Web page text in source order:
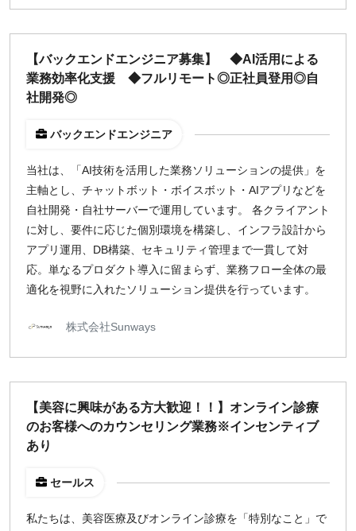
【バックエンドエンジニア募集】 ◆AI活用による
業務効率化支援 ◆フルリモート◎正社員登用◎自
社開発◎
バックエンドエンジニア
当社は、「AI技術を活用した業務ソリューションの提供」を
主軸とし、チャットボット・ボイスボット・AIアプリなどを
自社開発・自社サーバーで運用しています。 各クライアント
に対し、要件に応じた個別環境を構築し、インフラ設計から
アプリ運用、DB構築、セキュリティ管理まで一貫して対
応。単なるプロダクト導入に留まらず、業務フロー全体の最
適化を視野に入れたソリューション提供を行っています。
株式会社Sunways
【美容に興味がある方大歓迎！！】オンライン診療
のお客様へのカウンセリング業務※インセンティブ
あり
セールス
私たちは、美容医療及びオンライン診療を「特別なこと」で